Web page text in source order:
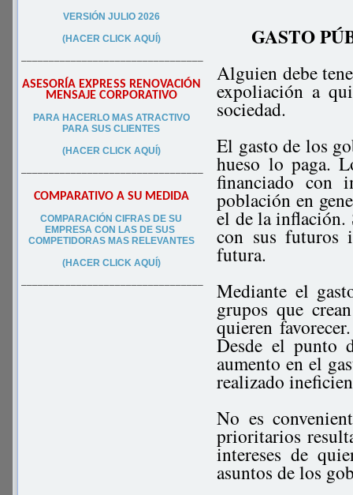
VERSIÓN JULIO 2026
(HACER CLICK AQUÍ)
–––––––––––––––––––––––––––––––––
ASESORÍA EXPRESS RENOVACIÓN
MENSAJE CORPORATIVO
PARA HACERLO MAS ATRACTIVO
PARA SUS CLIENTES
(HACER CLICK AQUÍ)
–––––––––––––––––––––––––––––––––
COMPARATIVO A SU MEDIDA
COMPARACIÓN CIFRAS DE SU
EMPRESA CON LAS DE SUS
COMPETIDORAS MAS RELEVANTES
(HACER CLICK AQUÍ)
–––––––––––––––––––––––––––––––––
GASTO
Alguien debe
expoliación a
sociedad.
El gasto de los
hueso lo paga.
financiado con
población en
el de la inflación.
con sus futuros
futura.
Mediante el
grupos que
quieren
Desde el punto
aumento en el
realizado
No es
prioritarios
intereses de
asuntos de los